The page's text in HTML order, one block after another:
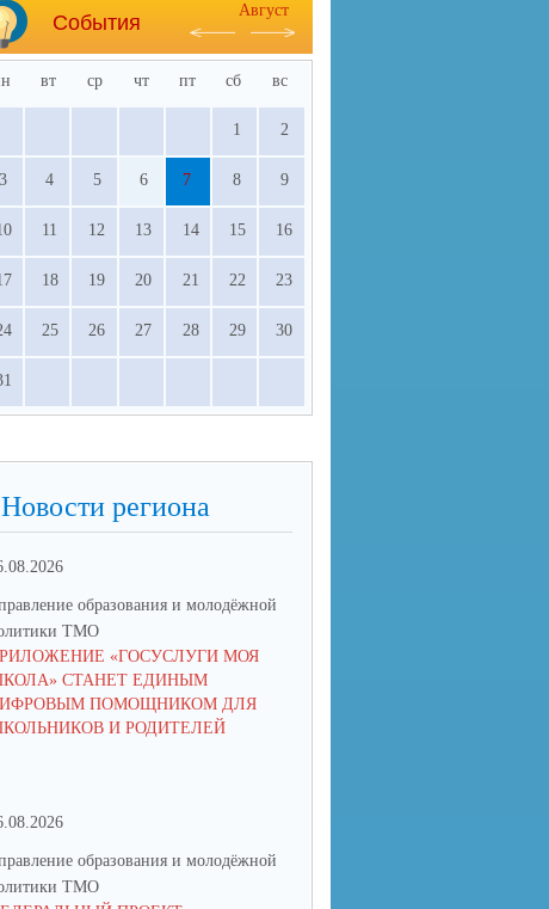
События
Август
вт ср чт пт сб вс
1 2
3 4 5 6 7 8 9
11 12 13 14 15 16
18 19 20 21 22 23
25 26 27 28 29 30
Новости региона
образования и молодёжной
ТМО
«ГОСУСЛУГИ МОЯ
СТАНЕТ ЕДИНЫМ
ПОМОЩНИКОМ ДЛЯ
И РОДИТЕЛЕЙ
образования и молодёжной
ТМО